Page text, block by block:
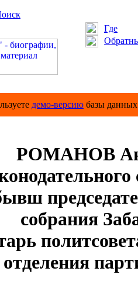
Где
демо-версию базы
РОМАНОВ
собрания
отделения